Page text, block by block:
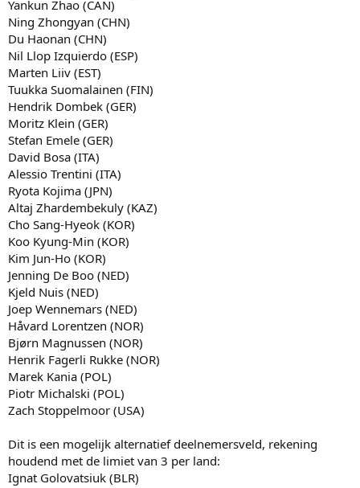
Yankun Zhao (CAN)
Ning Zhongyan (CHN)
Du Haonan (CHN)
Nil Llop Izquierdo (ESP)
Marten Liiv (EST)
Tuukka Suomalainen (FIN)
Hendrik Dombek (GER)
Moritz Klein (GER)
Stefan Emele (GER)
David Bosa (ITA)
Alessio Trentini (ITA)
Ryota Kojima (JPN)
Altaj Zhardembekuly (KAZ)
Cho Sang-Hyeok (KOR)
Koo Kyung-Min (KOR)
Kim Jun-Ho (KOR)
Jenning De Boo (NED)
Kjeld Nuis (NED)
Joep Wennemars (NED)
Håvard Lorentzen (NOR)
Bjørn Magnussen (NOR)
Henrik Fagerli Rukke (NOR)
Marek Kania (POL)
Piotr Michalski (POL)
Zach Stoppelmoor (USA)
Dit is een mogelijk alternatief deelnemersveld, rekening
houdend met de limiet van 3 per land:
Ignat Golovatsiuk (BLR)